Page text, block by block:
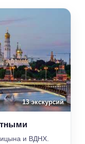
13 экскурсий
и ВДНХ.